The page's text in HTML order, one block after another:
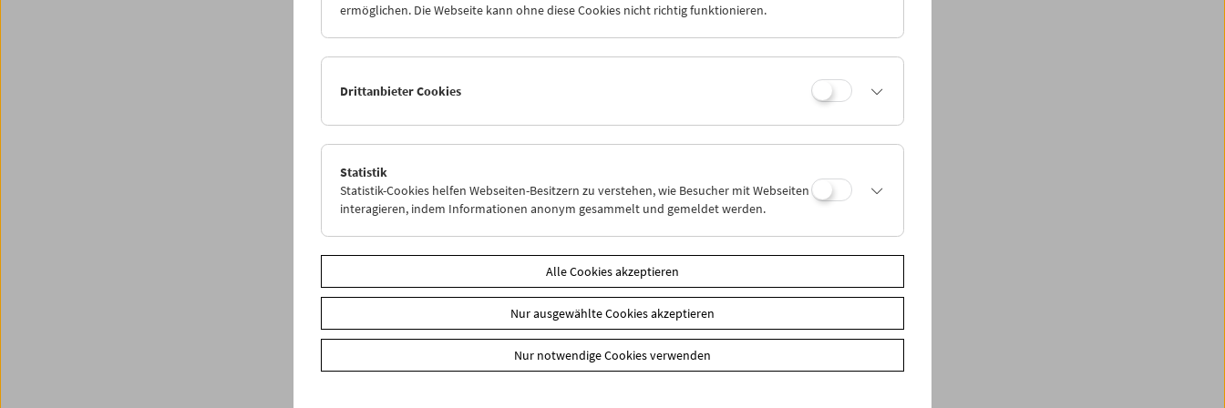
Die Figur des Drifters steht im Zentrum einer Bewegung, die herausfinden möchte, wie
Popkultur in Filmen sichtbar wird, was an Pop grundlegend filmisch sein könnte und wie Pop
und Film sich gegenseitig infizieren – sei es in dokumentarischen Zugängen oder fiktionalen
Formen. Die Schau versammelt Arbeiten von John Cook, Peter Ily Huemer, Barbara Albert,
Kurt Kren, Dietmar Brehm, Karin Fisslthaler u.v.a.
Share on
ermöglichen. Die Webseite kann ohne diese Cookies nicht richtig funktionieren.
Drittanbieter Cookies
Statistik
Statistik-Cookies helfen Webseiten-Besitzern zu verstehen, wie Besucher mit Webseiten
interagieren, indem Informationen anonym gesammelt und gemeldet werden.
Alle Cookies akzeptieren
Nur ausgewählte Cookies akzeptieren
Nur notwendige Cookies verwenden